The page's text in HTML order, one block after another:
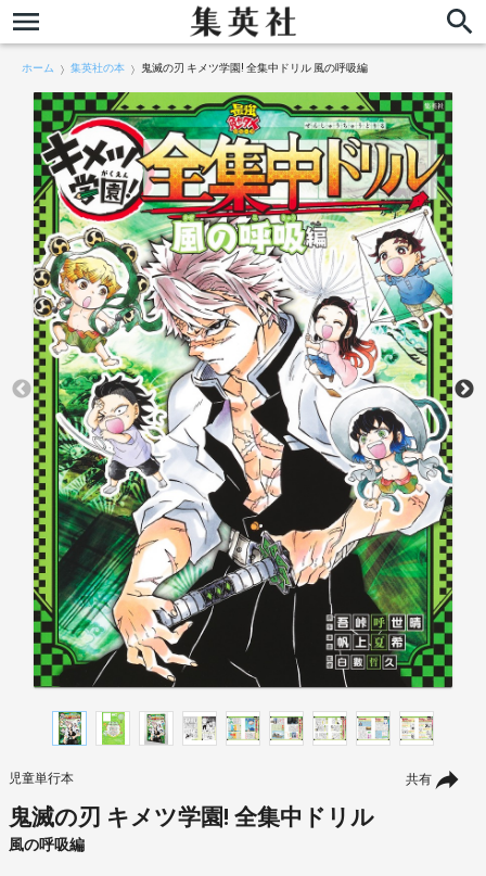
ホーム 集英社の本 鬼滅の刃 キメツ学園! 全集中ドリル 風の呼吸編
共有
児童単行本
鬼滅の刃 キメツ学園! 全集中ドリル
風の呼吸編